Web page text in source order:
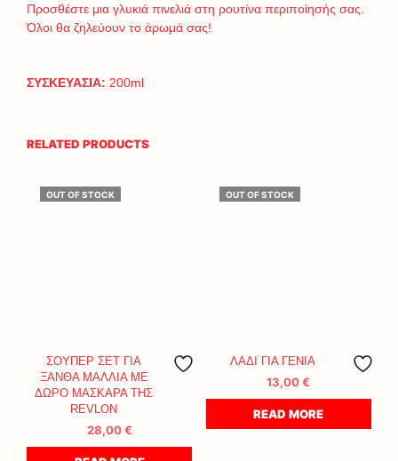
Προσθέστε μια γλυκιά πινελιά στη ρουτίνα περιποίησής σας.
Όλοι θα ζηλεύουν το άρωμά σας!
ΣΥΣΚΕΥΑΣΙΑ: 200ml
RELATED PRODUCTS
OUT OF STOCK
ΣΟΥΠΕΡ ΣΕΤ ΓΙΑ
ΞΑΝΘΑ ΜΑΛΛΙΑ ΜΕ
ΔΩΡΟ ΜΑΣΚΑΡΑ ΤΗΣ
REVLON
28,00€
OUT OF STOCK
ΛΑΔΙ ΓΙΑ ΓΕΝΙΑ
13,00€
READ MORE